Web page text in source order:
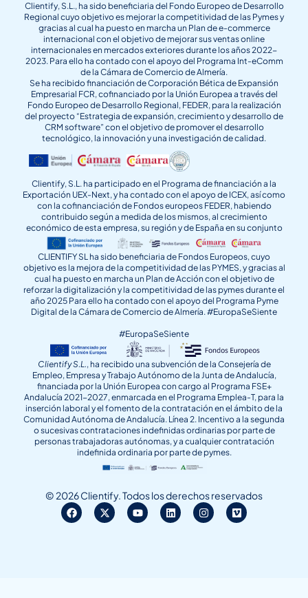
Clientify, S.L., ha sido beneficiaria del Fondo Europeo de Desarrollo
Regional cuyo objetivo es mejorar la competitividad de las Pymes y
gracias al cual ha puesto en marcha un Plan de e-commerce
internacional con el objetivo de mejorar sus ventas online
internacionales en mercados exteriores durante los años 2022-
2023. Para ello ha contado con el apoyo del Programa Int-eComm
de la Cámara de Comercio de Almería.
Se ha recibido financiación de Corporación Bética de Expansión
Empresarial FCR, cofinanciado por la Unión Europea a través del
Fondo Europeo de Desarrollo Regional, FEDER, para la realización
del proyecto “Estrategia de expansión, crecimiento y desarrollo de
CRM software” con el objetivo de promover el desarrollo
tecnológico, la innovación y una investigación de calidad.
Clientify, S.L. ha participado en el Programa de financiación a la
Exportación UEX-Next, y ha contado con el apoyo de ICEX, así como
con la cofinanciación de Fondos europeos FEDER, habiendo
contribuido según a medida de los mismos, al crecimiento
económico de esta empresa, su región y de España en su conjunto
CLIENTIFY SL ha sido beneficiaria de Fondos Europeos, cuyo
objetivo es la mejora de la competitividad de las PYMES, y gracias al
cual ha puesto en marcha un Plan de Acción con el objetivo de
reforzar la digitalización y la competitividad de las pymes durante el
año 2025 Para ello ha contado con el apoyo del Programa Pyme
Digital de la Cámara de Comercio de Almería. #EuropaSeSiente
#EuropaSeSiente
Clientify S.L., ha recibido una subvención de la Consejería de
Empleo, Empresa y Trabajo Autónomo de la Junta de Andalucía,
financiada por la Unión Europea con cargo al Programa FSE+
Andalucía 2021-2027, enmarcada en el Programa Emplea-T, para la
inserción laboral y el fomento de la contratación en el ámbito de la
Comunidad Autónoma de Andalucía. Línea 2. Incentivo a la segunda
o sucesivas contrataciones indefinidas ordinarias por parte de
personas trabajadoras autónomas, y a cualquier contratación
indefinida ordinaria por parte de pymes.
© 2026 Clientify. Todos los derechos reservados